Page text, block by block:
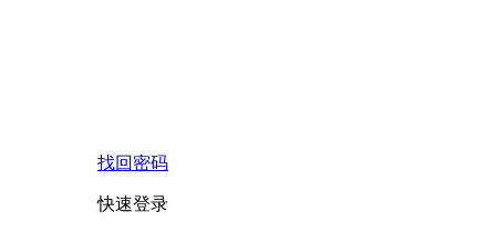
找回密码
快速登录